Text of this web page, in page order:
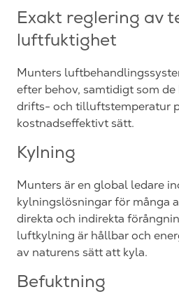
Exakt reglering av
luftfuktighet
Munters
efter behov, samtidigt som
drifts- och tilluftstemperatur
kostnadseffektivt sätt.
Kylning
Munters är en global ledare
kylningslösningar för många
direkta och indirekta
luftkylning är hållbar och
av naturens sätt att kyla.
Befuktning